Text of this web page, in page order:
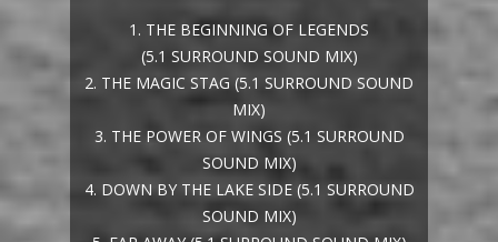
1. THE BEGINNING OF LEGENDS
(5.1 SURROUND SOUND MIX)
2. THE MAGIC STAG (5.1 SURROUND SOUND
MIX)
3. THE POWER OF WINGS (5.1 SURROUND
SOUND MIX)
4. DOWN BY THE LAKE SIDE (5.1 SURROUND
SOUND MIX)